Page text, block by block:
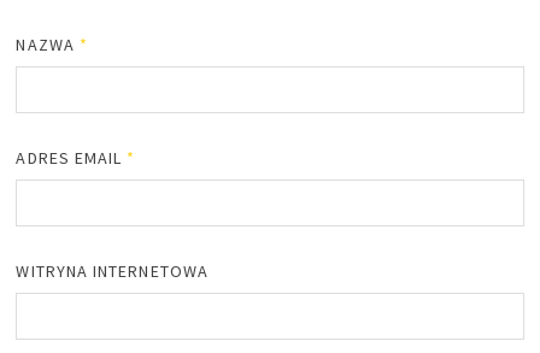
NAZWA *
ADRES EMAIL *
WITRYNA INTERNETOWA